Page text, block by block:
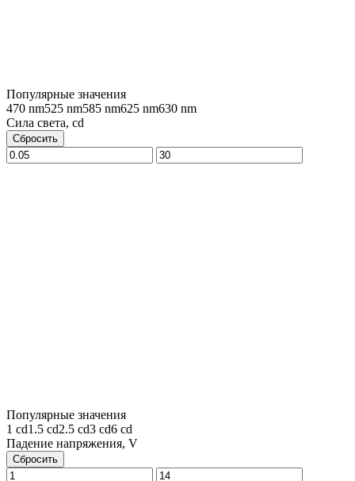
Популярные значения
470 nm525 nm585 nm625 nm630 nm
Сила света, cd
Сбросить
Популярные значения
1 cd1.5 cd2.5 cd3 cd6 cd
Падение напряжения, V
Сбросить